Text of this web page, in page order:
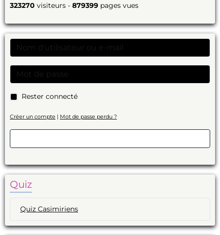
323270 visiteurs - 879399 pages vues
Rester connecté
Créer un compte | Mot de passe perdu ?
Quiz
Quiz Casimiriens